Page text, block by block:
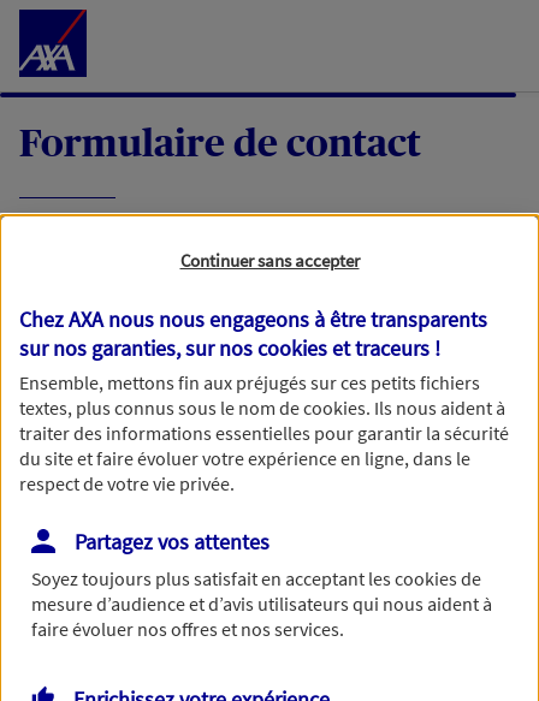
Accéder au Contenu
Formulaire de contact
demande, nous vous répondrons dans les
meilleurs délais par mail ou par téléphone.
Votre message :
Vous disposez de droits sur les informations vous concernant. Pour
plus d’informations,cliquez ici.
Continuer sans accepter
Chez AXA nous nous engageons à être transparents
sur nos garanties, sur noscookies et traceurs !
Ensemble, mettons fin aux préjugés sur ces petits fichiers
textes, plus connus sous le nom decookies. Ils nous aident à
traiter des informations essentielles pour garantir la sécurité
du site et faire évoluer votre expérience en ligne, dans le
respect de votre vie privée.
Partagez vos attentes
Soyez toujours plus satisfait en acceptant lescookiesde
mesure d’audience et d’avis utilisateurs qui nous aident à
faire évoluer nos offres et nos services.